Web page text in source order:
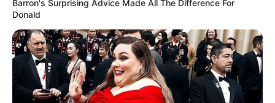
Barron's Surprising Advice Made All The Difference For
Donald